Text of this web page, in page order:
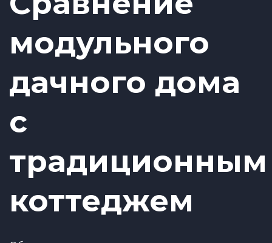
модульного
дачного дома
с
традиционным
коттеджем